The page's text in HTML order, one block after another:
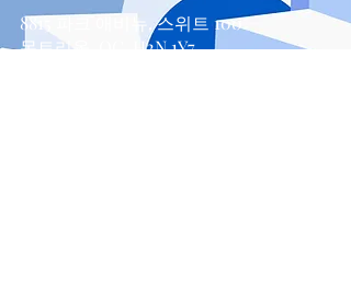
8815 파크 애비뉴, 스위트 100
몬트리올, QC, H2N 1Y7